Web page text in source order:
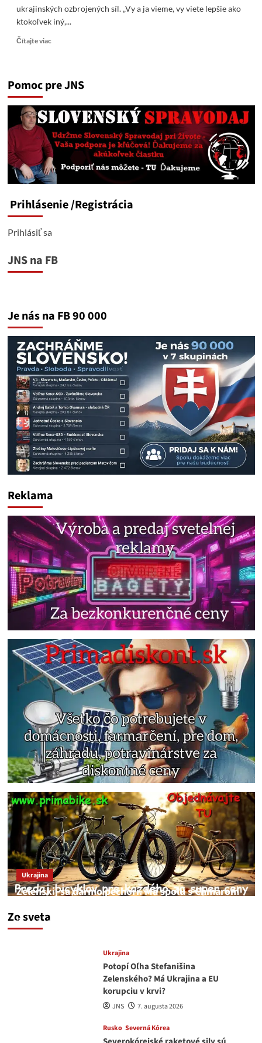
ukrajinských ozbrojených síl. „Vy a ja vieme, vy viete lepšie ako
ktokoľvek iný,...
Čítajte viacRead
nariadil
opatrení
na
vojakov
ukrajinských
ozbrojených
síl.
Pomoc pre JNS
Prihlásenie/Registrácia
Prihlásiť sa
JNS na FB
Je nás na FB 90 000
Reklama
Zo sveta
Ukrajina
Zelenskij sa darmo pechorí. Má spolu s Chmarom
medvedar
Ukrajina
Potopí Oľha Stefanišina
Zelenského? Má Ukrajina a EU
korupciu v krvi?
JNS 7. augusta 2026
Rusko Severná Kórea